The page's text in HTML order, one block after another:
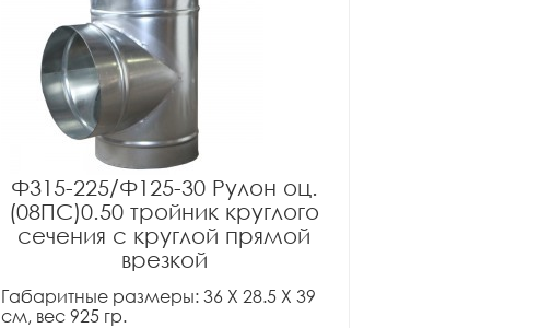
Ф315-225/Ф125-30 Рулон оц.
(08ПС)0.50 тройник круглого
сечения с круглой прямой
врезкой
Габаритные размеры: 36 X 28.5 X 39
см, вес 925 гр.